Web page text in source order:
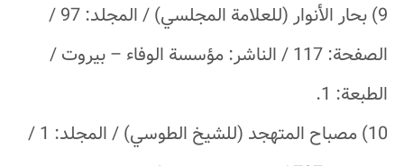
9) بحار الأنوار (للعلامة المجلسي) / المجلد: 97 /
الصفحة: 117 / الناشر: مؤسسة الوفاء – بيروت /
الطبعة: 1.
10) مصباح المتهجد (للشيخ الطوسي) / المجلد: 1 /